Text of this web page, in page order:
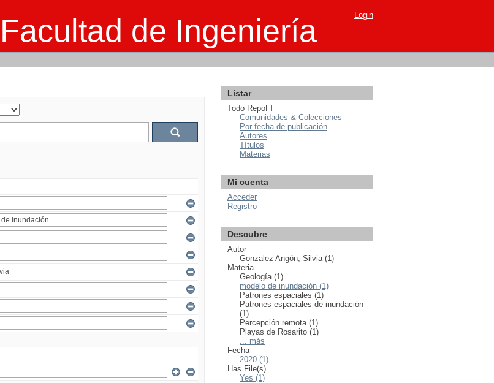
de Ingeniería Login
Listar
Todo RepoFI
Comunidades & Colecciones
Por fecha de publicación
Autores
Títulos
Materias
Mi cuenta
Acceder
Registro
Descubre
Autor
Gonzalez Angón, Silvia (1)
Materia
Geología (1)
modelo de inundación (1)
Patrones espaciales (1)
Patrones espaciales de inundación
(1)
Percepción remota (1)
Playas de Rosarito (1)
... más
Fecha
2020 (1)
Has File(s)
Yes (1)